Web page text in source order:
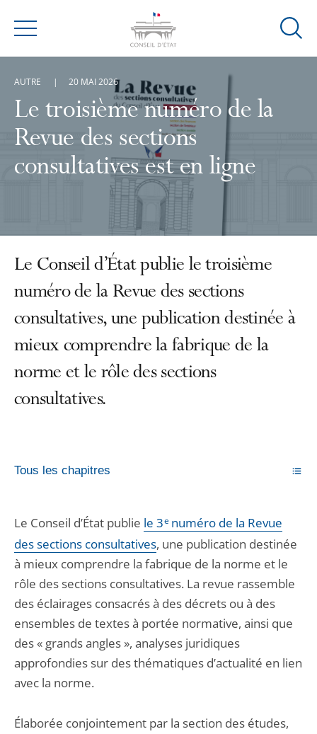
Menu
Ouvrir
Le troisième numéro de la
Revue des sections
consultatives est en ligne
AUTRE 20 MAI 2026
Le Conseil d’État publie le troisième
numéro de la Revue des sections
consultatives, une publication destinée à
mieux comprendre la fabrique de la
norme et le rôle des sections
consultatives.
Tous les chapitres
Le Conseil d’État publie le 3enuméro de la Revue
des sections consultatives, une publication destinée
à mieux comprendre la fabrique de la norme et le
rôle des sections consultatives. La revue rassemble
des éclairages consacrés à des décrets ou à des
ensembles de textes à portée normative, ainsi que
des « grands angles », analyses juridiques
approfondies sur des thématiques d’actualité en lien
avec la norme.
Élaborée conjointement par la section des études,